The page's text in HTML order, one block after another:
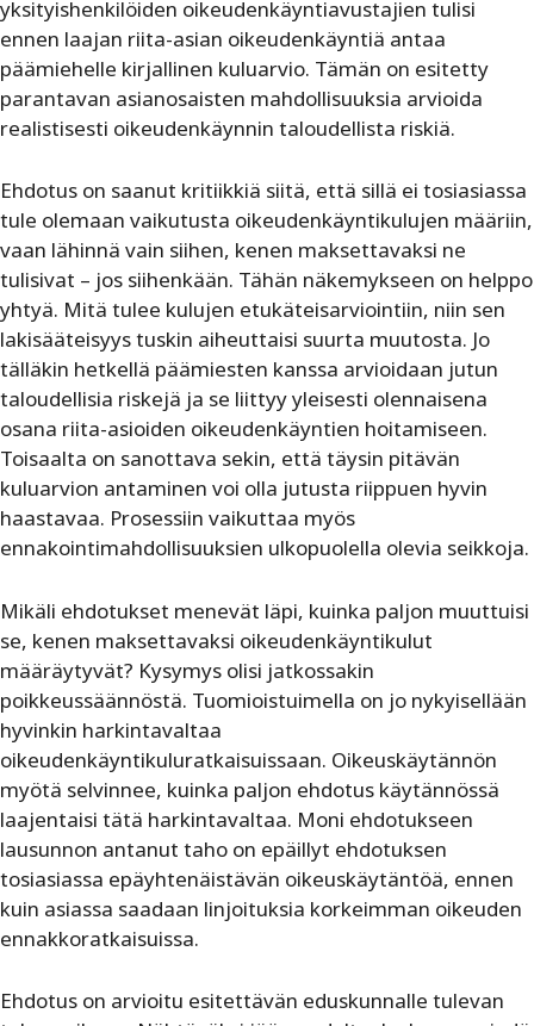
yksityishenkilöiden oikeudenkäyntiavustajien tulisi
ennen laajan riita-asian oikeudenkäyntiä antaa
päämiehelle kirjallinen kuluarvio. Tämän on esitetty
parantavan asianosaisten mahdollisuuksia arvioida
realistisesti oikeudenkäynnin taloudellista riskiä.
Ehdotus on saanut kritiikkiä siitä, että sillä ei tosiasiassa
tule olemaan vaikutusta oikeudenkäyntikulujen määriin,
vaan lähinnä vain siihen, kenen maksettavaksi ne
tulisivat – jos siihenkään. Tähän näkemykseen on helppo
yhtyä. Mitä tulee kulujen etukäteisarviointiin, niin sen
lakisääteisyys tuskin aiheuttaisi suurta muutosta. Jo
tälläkin hetkellä päämiesten kanssa arvioidaan jutun
taloudellisia riskejä ja se liittyy yleisesti olennaisena
osana riita-asioiden oikeudenkäyntien hoitamiseen.
Toisaalta on sanottava sekin, että täysin pitävän
kuluarvion antaminen voi olla jutusta riippuen hyvin
haastavaa. Prosessiin vaikuttaa myös
ennakointimahdollisuuksien ulkopuolella olevia seikkoja.
Mikäli ehdotukset menevät läpi, kuinka paljon muuttuisi
se, kenen maksettavaksi oikeudenkäyntikulut
määräytyvät? Kysymys olisi jatkossakin
poikkeussäännöstä. Tuomioistuimella on jo nykyisellään
hyvinkin harkintavaltaa
oikeudenkäyntikuluratkaisuissaan. Oikeuskäytännön
myötä selvinnee, kuinka paljon ehdotus käytännössä
laajentaisi tätä harkintavaltaa. Moni ehdotukseen
lausunnon antanut taho on epäillyt ehdotuksen
tosiasiassa epäyhtenäistävän oikeuskäytäntöä, ennen
kuin asiassa saadaan linjoituksia korkeimman oikeuden
ennakkoratkaisuissa.
Ehdotus on arvioitu esitettävän eduskunnalle tulevan